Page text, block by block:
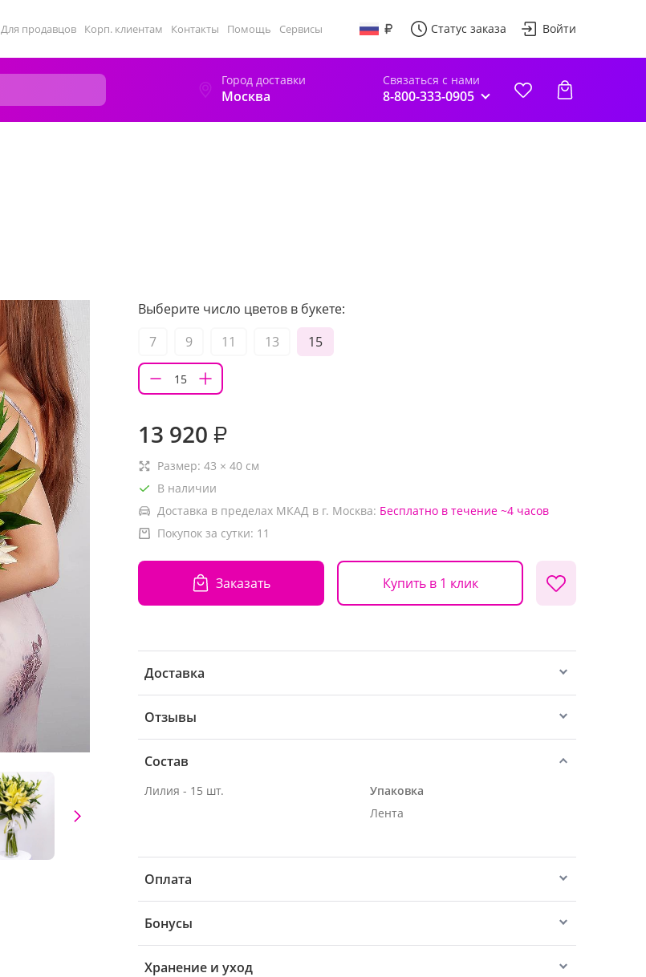
Для продавцов Корп. клиентам Контакты Помощь Сервисы Статус заказа Войти
Город доставки
Москва
Связаться с нами
8-800-333-0905
Выберите число цветов в букете:
7
9 11 13 15
13 920 ₽
Размер: 43 × 40 см
В наличии
Доставка в пределах МКАД в г. Москва: Бесплатно в течение ~4 часов
Покупок за сутки: 11
Заказать Купить в 1 клик
Доставка
Отзывы
Состав
Лилия - 15 шт.
Упаковка
Лента
Оплата
Бонусы
Хранение и уход